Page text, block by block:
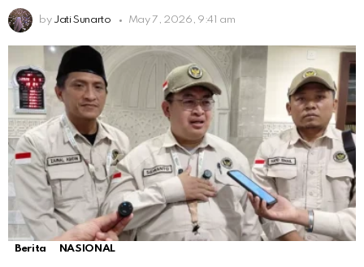
by Jati Sunarto May 7, 2026, 9:41 am
Berita NASIONAL